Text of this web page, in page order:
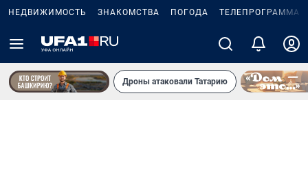
НЕДВИЖИМОСТЬ ЗНАКОМСТВА ПОГОДА ТЕЛЕПРОГРАММА
Дроны атаковали Татарию